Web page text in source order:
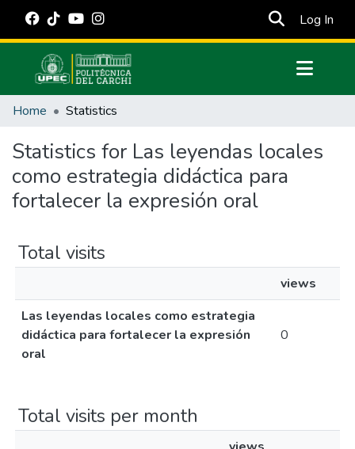
Log In
Communities & Collections
Estadísticas Externas
Manuales
Home Statistics
Statistics for Las leyendas locales
como estrategia didáctica para
fortalecer la expresión oral
Total visits
views
Las leyendas locales como estrategia
didáctica para fortalecer la expresión
oral
0
Total visits per month